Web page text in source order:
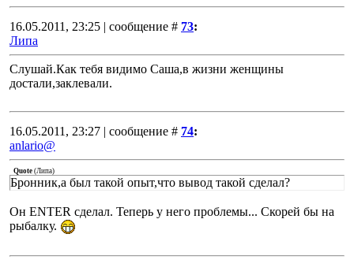
16.05.2011, 23:25 | сообщение # 73:
Липа
Слушай.Как тебя видимо Саша,в жизни женщины
достали,заклевали.
16.05.2011, 23:27 | сообщение # 74:
anlario@
Quote (Липа)
Бронник,а был такой опыт,что вывод такой сделал?
Он ENTER сделал. Теперь у него проблемы... Скорей бы на
рыбалку.